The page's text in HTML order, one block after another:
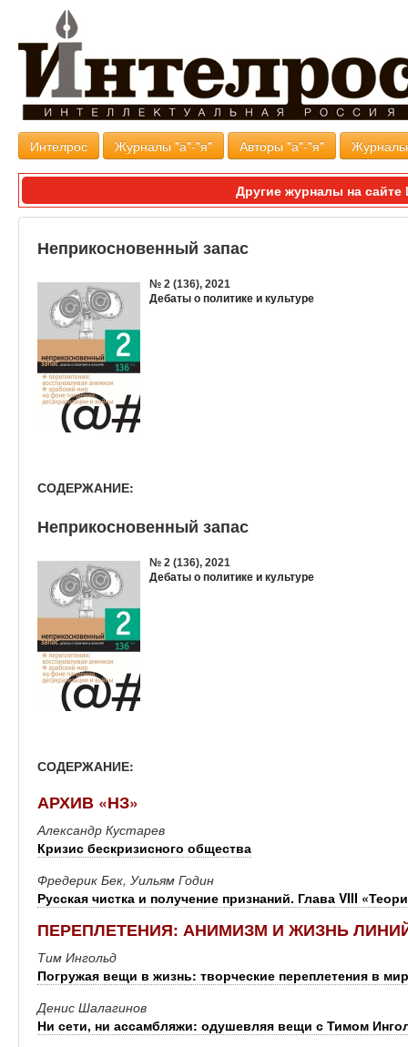
Интелрос Журналы "а"-"я" Авторы "а"-"я"
Другие журналы на
Неприкосновенный запас
№ 2 (136), 2021
Дебаты о политике и культуре
СОДЕРЖАНИЕ:
Неприкосновенный запас
№ 2 (136), 2021
Дебаты о политике и культуре
СОДЕРЖАНИЕ:
АРХИВ «НЗ»
Александр Кустарев
Кризис бескризисного общества
Фредерик Бек, Уильям Годин
Русская чистка и получение признаний. Глава VIII
ПЕРЕПЛЕТЕНИЯ: АНИМИЗМ И ЖИЗНЬ
Тим Ингольд
Погружая вещи в жизнь: творческие переплетения в
Денис Шалагинов
Ни сети, ни ассамбляжи: одушевляя вещи с Тимом